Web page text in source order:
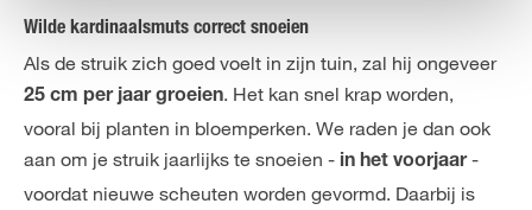
Wilde kardinaalsmuts correct snoeien
Als de struik zich goed voelt in zijn tuin, zal hij ongeveer
25 cm per jaar groeien. Het kan snel krap worden,
vooral bij planten in bloemperken. We raden je dan ook
aan om je struik jaarlijks te snoeien - in het voorjaar-
voordat nieuwe scheuten worden gevormd. Daarbij is